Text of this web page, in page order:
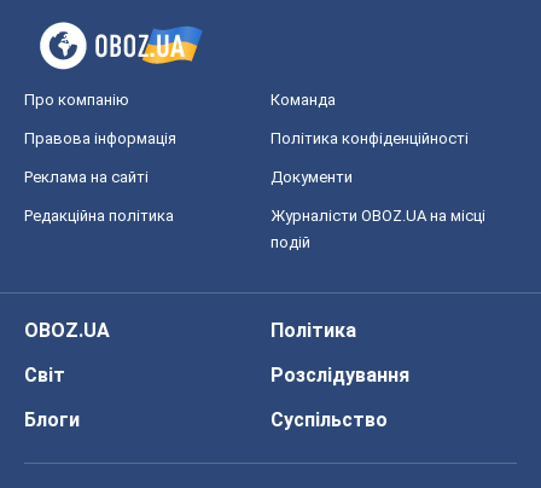
Про компанію Команда
Правова інформація Політика конфіденційності
Реклама на сайті Документи
Редакційна політика
Журналісти OBOZ.UA на місці
подій
OBOZ.UA
Політика
Світ
Розслідування
Блоги
Суспільство